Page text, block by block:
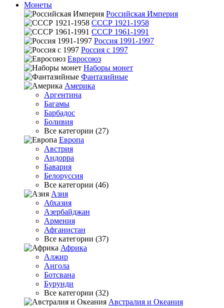
Монеты
Российская Империя
СССР 1921-1958
СССР 1961-1991
Россия 1991-1997
Россия с 1997
Евросоюз
Наборы монет
Фантазийные
Америка
Аргентина
Багамы
Барбадос
Боливия
Все категории (27)
Европа
Австрия
Андорра
Бавария
Белоруссия
Все категории (46)
Азия
Абхазия
Азербайджан
Армения
Афганистан
Все категории (37)
Африка
Алжир
Ангола
Ботсвана
Бурунди
Все категории (32)
Австралия и Океания